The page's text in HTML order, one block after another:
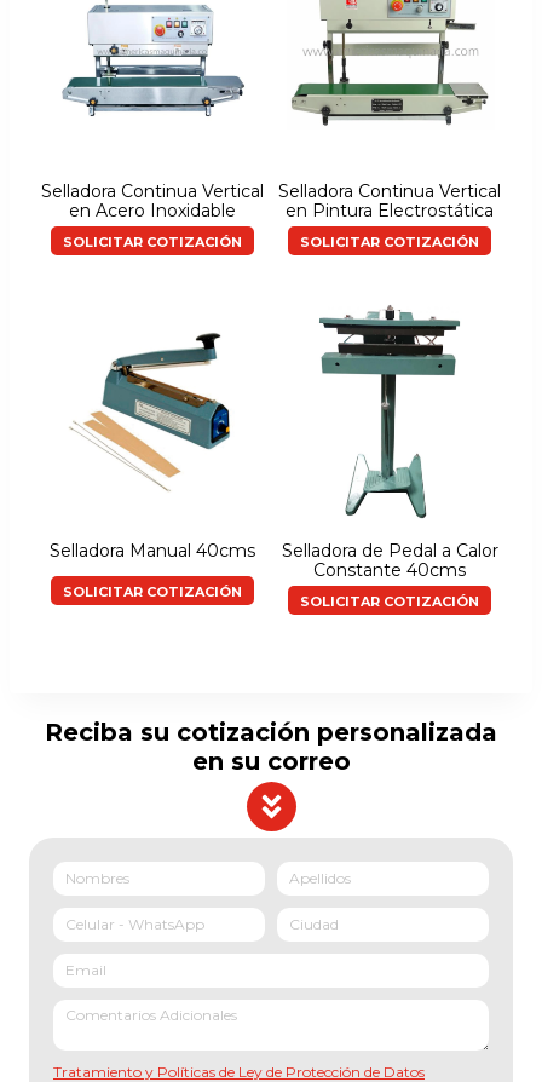
Selladora Continua Vertical
en Acero Inoxidable
SOLICITAR COTIZACIÓN
Selladora Continua Vertical
en Pintura Electrostática
SOLICITAR COTIZACIÓN
Selladora Manual 40cms
SOLICITAR COTIZACIÓN
Selladora de Pedal a Calor
Constante 40cms
SOLICITAR COTIZACIÓN
Reciba su cotización personalizada
en su correo
Tratamiento y Políticas de Ley de Protección de Datos